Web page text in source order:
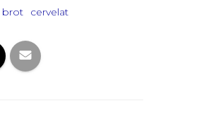
brot cervelat